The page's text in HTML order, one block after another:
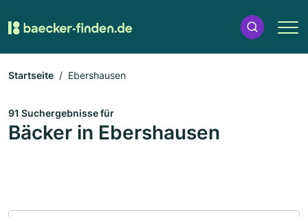
Startseite Ebershausen
91 Suchergebnisse für
Bäcker in Ebershausen